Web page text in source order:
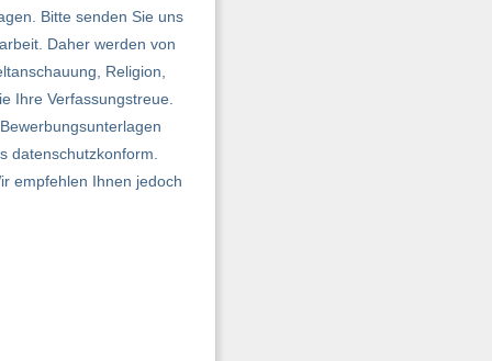
Bitte senden Sie uns
Daher werden von
Religion,
Ihre Verfassungstreue.
datenschutzkonform.
empfehlen Ihnen jedoch